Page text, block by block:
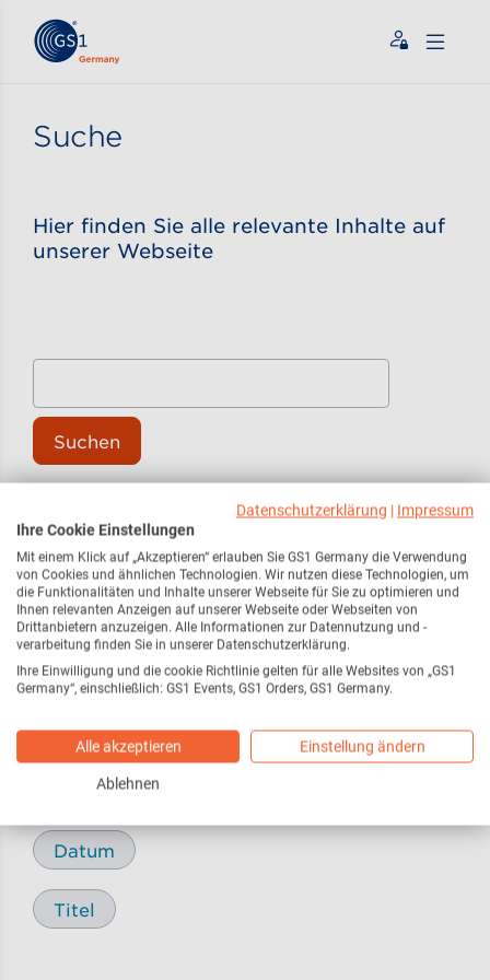
Zum Inhalt gehen
Suche
Hier finden Sie alle relevante Inhalte auf
unserer Webseite
Suchen
Pressemitteilungen /
Pressemeldungen
17
Blog29
Sortieren nach
Relevanz
Datum
Titel
Datenschutzerklärung | Impressum
Ihre Cookie Einstellungen
Mit einem Klick auf „Akzeptieren“ erlauben Sie GS1 Germany die Verwendung
von Cookies und ähnlichen Technologien. Wir nutzen diese Technologien, um
die Funktionalitäten und Inhalte unserer Webseite für Sie zu optimieren und
Ihnen relevanten Anzeigen auf unserer Webseite oder Webseiten von
Drittanbietern anzuzeigen. Alle Informationen zur Datennutzung und -
verarbeitung finden Sie in unserer Datenschutzerklärung.
Ihre Einwilligung und die cookie Richtlinie gelten für alle Websites von „GS1
Germany“, einschließlich: GS1 Events, GS1 Orders, GS1 Germany.
Alle akzeptieren Einstellung ändern
Ablehnen